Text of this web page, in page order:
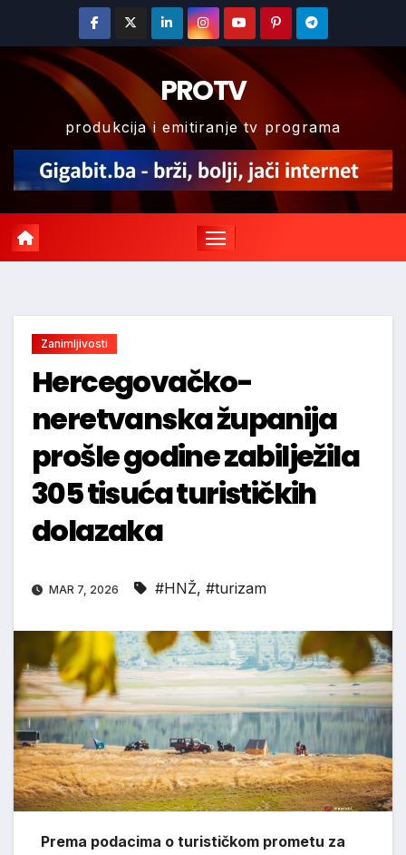
content
PROTV
produkcija i emitiranje tv programa
Zanimljivosti
Hercegovačko-
neretvanska županija
prošle godine zabilježila
305 tisuća turističkih
dolazaka
MAR 7, 2026 #HNŽ, #turizam
Prema podacima o turističkom prometu za